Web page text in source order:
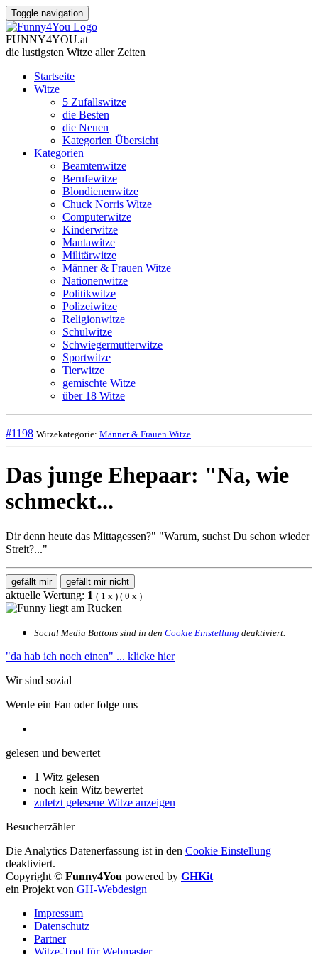
Toggle navigation
FUNNY4YOU.at
die lustigsten Witze aller Zeiten
Startseite
Witze
5 Zufallswitze
die Besten
die Neuen
Kategorien Übersicht
Kategorien
Beamtenwitze
Berufewitze
Blondienenwitze
Chuck Norris Witze
Computerwitze
Kinderwitze
Mantawitze
Militärwitze
Männer & Frauen Witze
Nationenwitze
Politikwitze
Polizeiwitze
Religionwitze
Schulwitze
Schwiegermutterwitze
Sportwitze
Tierwitze
gemischte Witze
über 18 Witze
#1198 Witzekategorie: Männer & Frauen Witze
Das junge Ehepaar: "Na, wie
schmeckt...
Dir denn heute das Mittagessen?" "Warum, suchst Du schon wieder
Streit?..."
gefällt mir gefällt mir nicht
aktuelle Wertung: 1 ( 1 x ) ( 0 x )
Social Media Buttons sind in den Cookie Einstellung deaktiviert.
"da hab ich noch einen" ... klicke hier
Wir sind sozial
Werde ein Fan oder folge uns
gelesen und bewertet
1 Witz gelesen
noch kein Witz bewertet
zuletzt gelesene Witze anzeigen
Besucherzähler
Die Analytics Datenerfassung ist in den Cookie Einstellung
deaktiviert.
Copyright © Funny4You powered by GHKit
ein Projekt von GH-Webdesign
Impressum
Datenschutz
Partner
Witze-Tool für Webmaster